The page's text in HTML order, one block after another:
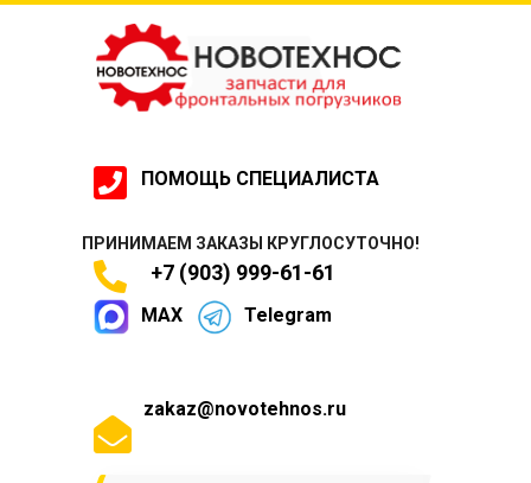
ПОМОЩЬ СПЕЦИАЛИСТА
ПРИНИМАЕМ ЗАКАЗЫ КРУГЛОСУТОЧНО!
+7 (903) 999-61-61
MAX Telegram
zakaz@novotehnos.ru